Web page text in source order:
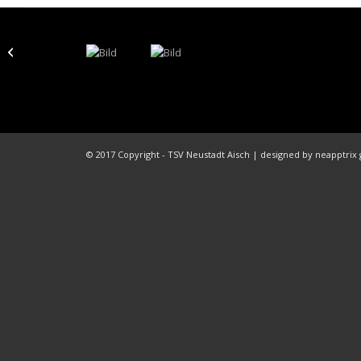
© 2017 Copyright - TSV Neustadt Aisch | designed by neapptrix
Abteilungsleitung